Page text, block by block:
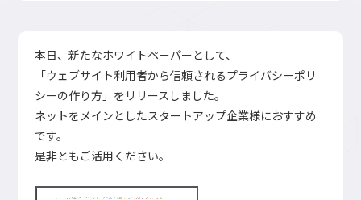
本日、新たなホワイトペーパーとして、
「ウェブサイト利用者から信頼されるプライバシーポリ
シーの作り方」をリリースしました。
ネットをメインとしたスタートアップ企業様におすすめ
です。
是非ともご活用ください。